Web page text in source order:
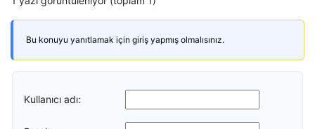
Bu konuyu yanıtlamak için giriş yapmış olmalısınız.
Kullanıcı adı: